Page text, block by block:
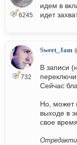
6245
идем в
идет
732
Sweet_Jam
В записи
Сейчас
Но, может
выходе в
свое